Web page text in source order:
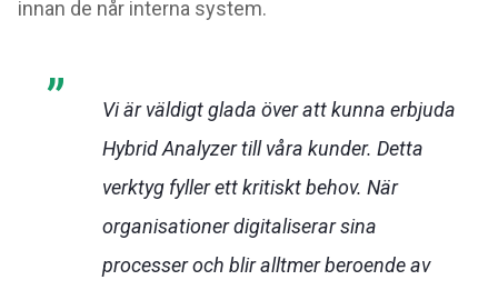
innan de når interna system.
Vi är väldigt glada över att kunna erbjuda
Hybrid Analyzer till våra kunder. Detta
verktyg fyller ett kritiskt behov. När
organisationer digitaliserar sina
processer och blir alltmer beroende av